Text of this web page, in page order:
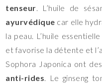
tenseur. L’huile de
ayurvédique car elle
la peau. L’huile
et favorise la détente et
Sophora Japonica ont
anti-rides. Le ginseng